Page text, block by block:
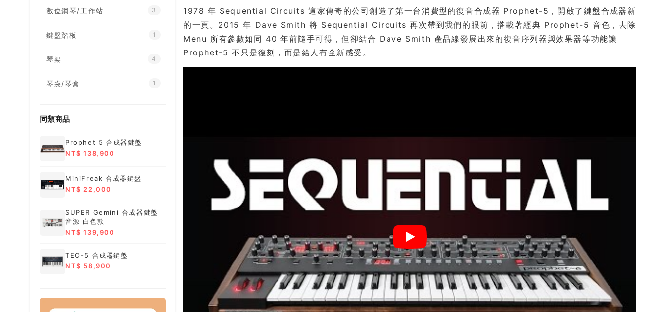
數位鋼琴/工作站 3
鍵盤踏板 1
琴架 4
琴袋/琴盒 1
同類商品
Prophet 5 合成器鍵盤
NT$ 138,900
MiniFreak 合成器鍵盤
NT$ 22,000
SUPER Gemini 合成器鍵盤
音源 白色款
NT$ 139,900
TEO-5 合成器鍵盤
NT$ 58,900
1978 年 Sequential Circuits 這家傳奇的公司創造了第一台消費型的復音合成器 Prophet-5，開啟了鍵盤合成器新
的一頁。2015 年 Dave Smith 將 Sequential Circuits 再次帶到我們的眼前，搭載著經典 Prophet-5 音色，去除
Menu 所有參數如同 40 年前隨手可得，但卻結合 Dave Smith 產品線發展出來的復音序列器與效果器等功能讓
Prophet-5 不只是復刻，而是給人有全新感受。